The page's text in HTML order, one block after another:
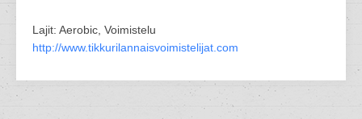
Lajit: Aerobic, Voimistelu
http://www.tikkurilannaisvoimistelijat.com